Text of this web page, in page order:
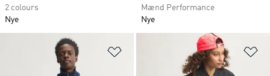
2 colours
Nye
Mænd Performance
Nye